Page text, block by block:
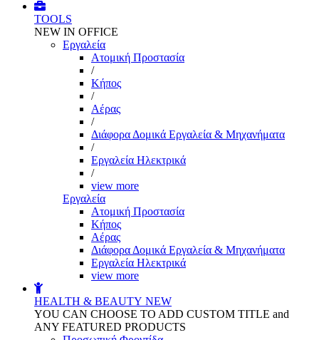
TOOLS
NEW IN OFFICE
Εργαλεία
Aτομική Προστασία
/
Kήπος
/
Αέρας
/
Διάφορα Δομικά Εργαλεία & Μηχανήματα
/
Εργαλεία Ηλεκτρικά
/
view more
Εργαλεία
Aτομική Προστασία
Kήπος
Αέρας
Διάφορα Δομικά Εργαλεία & Μηχανήματα
Εργαλεία Ηλεκτρικά
view more
HEALTH & BEAUTY NEW
YOU CAN CHOOSE TO ADD CUSTOM TITLE and
ANY FEATURED PRODUCTS